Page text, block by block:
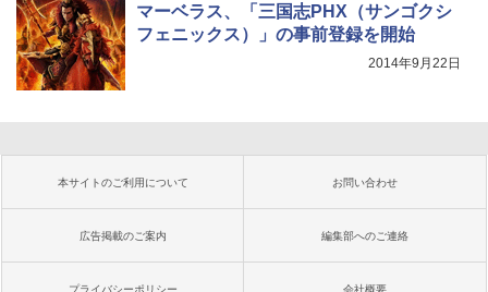
マーベラス、「三国志PHX（サンゴクシ
フェニックス）」の事前登録を開始
2014年9月22日
本サイトのご利用について お問い合わせ
広告掲載のご案内 編集部へのご連絡
プライバシーポリシー 会社概要